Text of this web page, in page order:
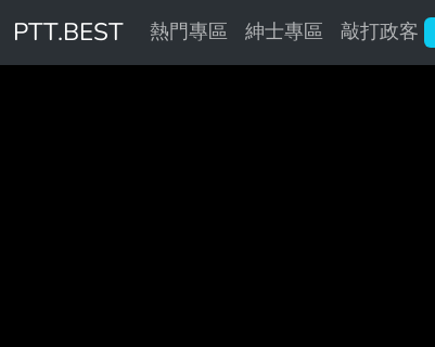
PTT.BEST 熱門專區 紳士專區 敲打政客